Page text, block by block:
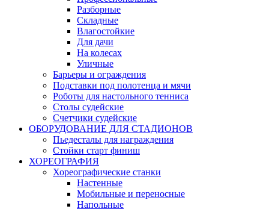
Разборные
Складные
Влагостойкие
Для дачи
На колесах
Уличные
Барьеры и ограждения
Подставки под полотенца и мячи
Роботы для настольного тенниса
Столы судейские
Счетчики судейские
ОБОРУДОВАНИЕ ДЛЯ СТАДИОНОВ
Пьедесталы для награждения
Стойки старт финиш
ХОРЕОГРАФИЯ
Хореографические станки
Настенные
Мобильные и переносные
Напольные